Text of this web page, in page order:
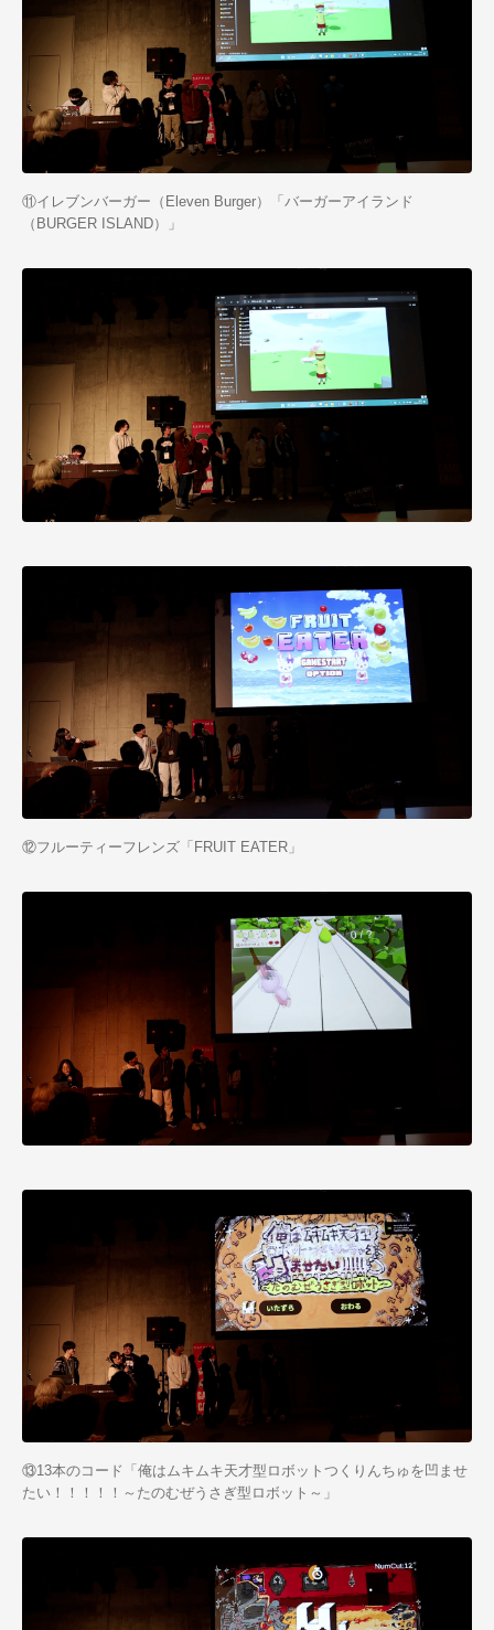
⑪イレブンバーガー（Eleven Burger）「バーガーアイランド
（BURGER ISLAND）」
⑫フルーティーフレンズ「 FRUIT EATER 」
⑬13本のコード「俺はムキムキ天才型ロボットつくりんちゅを凹ませ
たい！！！！！～たのむぜうさぎ型ロボット～」